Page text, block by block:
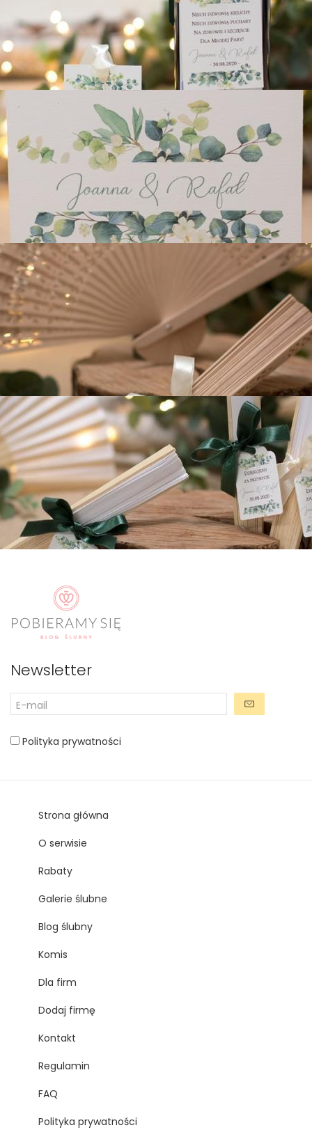
Newsletter
Polityka prywatności
Strona główna
O serwisie
Rabaty
Galerie ślubne
Blog ślubny
Komis
Dla firm
Dodaj firmę
Kontakt
Regulamin
FAQ
Polityka prywatności